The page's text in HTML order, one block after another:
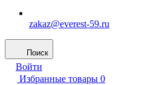
zakaz@everest-59.ru
Поиск
Войти
Избранные товары 0